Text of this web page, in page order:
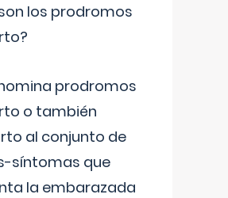
los prodromos
prodromos
o también
al conjunto de
síntomas que
la embarazada